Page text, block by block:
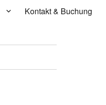
Kontakt & Buchung